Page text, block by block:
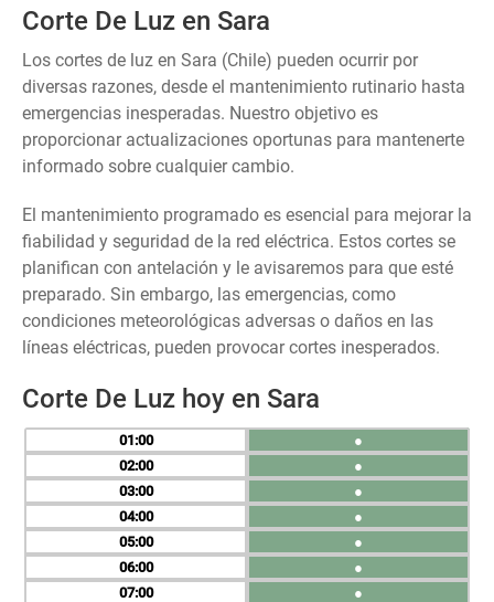
Corte De Luz en Sara
Los cortes de luz en Sara (Chile) pueden ocurrir por
diversas razones, desde el mantenimiento rutinario hasta
emergencias inesperadas. Nuestro objetivo es
proporcionar actualizaciones oportunas para mantenerte
informado sobre cualquier cambio.
El mantenimiento programado es esencial para mejorar la
fiabilidad y seguridad de la red eléctrica. Estos cortes se
planifican con antelación y le avisaremos para que esté
preparado. Sin embargo, las emergencias, como
condiciones meteorológicas adversas o daños en las
líneas eléctricas, pueden provocar cortes inesperados.
Corte De Luz hoy en Sara
01
02
03
04
05
06
07
●
●
●
●
●
●
●